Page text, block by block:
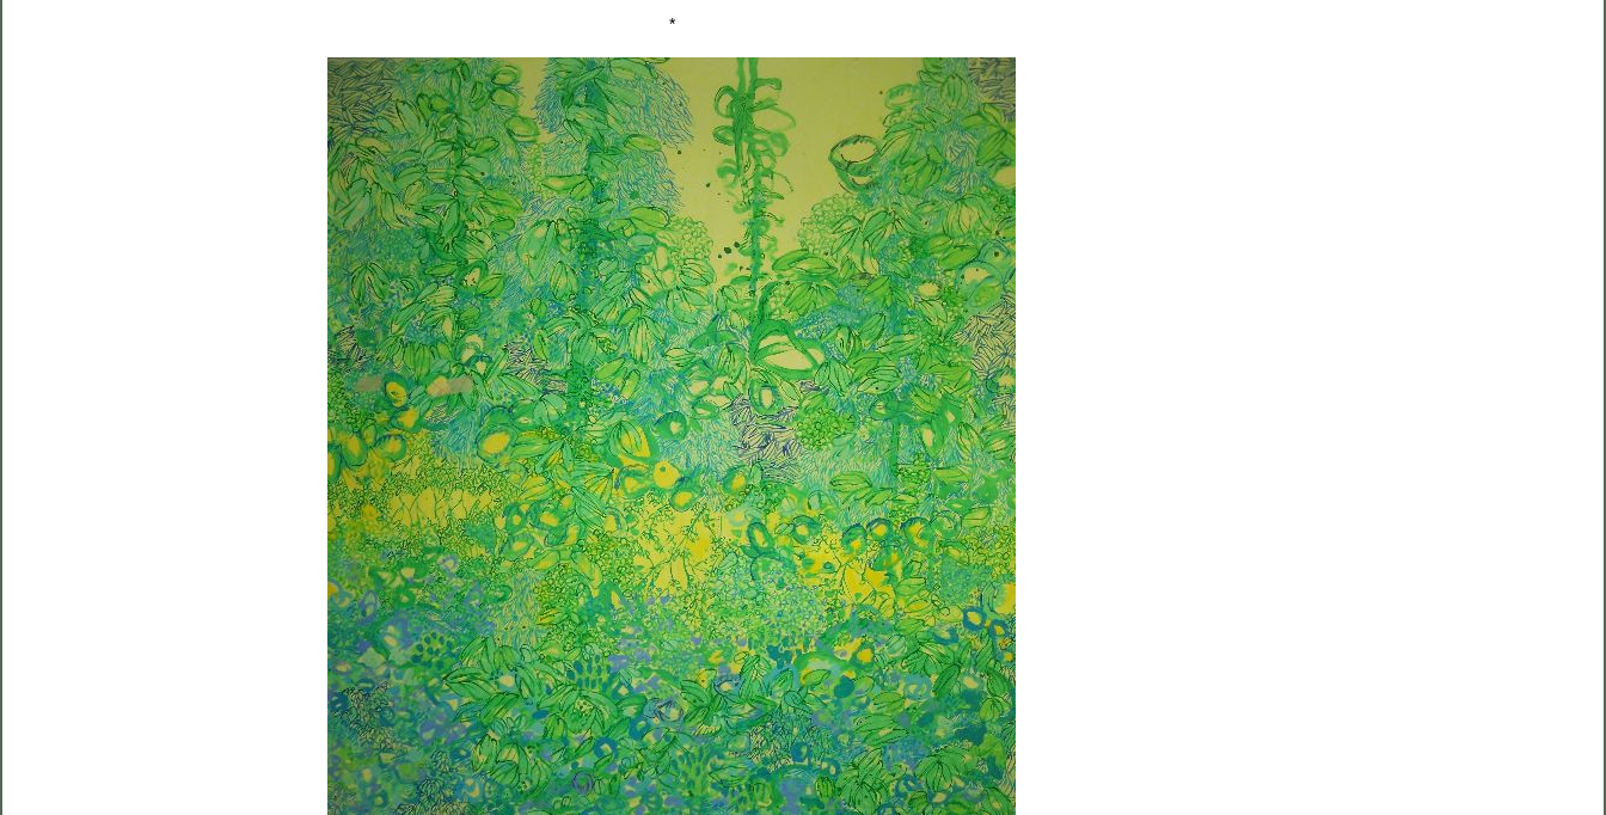
*